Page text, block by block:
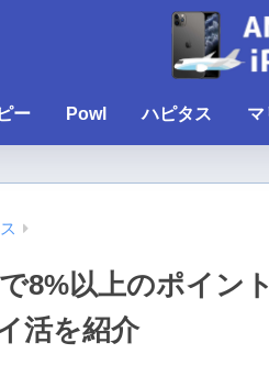
ー Powl ハピタス マ
8%以上のポイン
活を紹介